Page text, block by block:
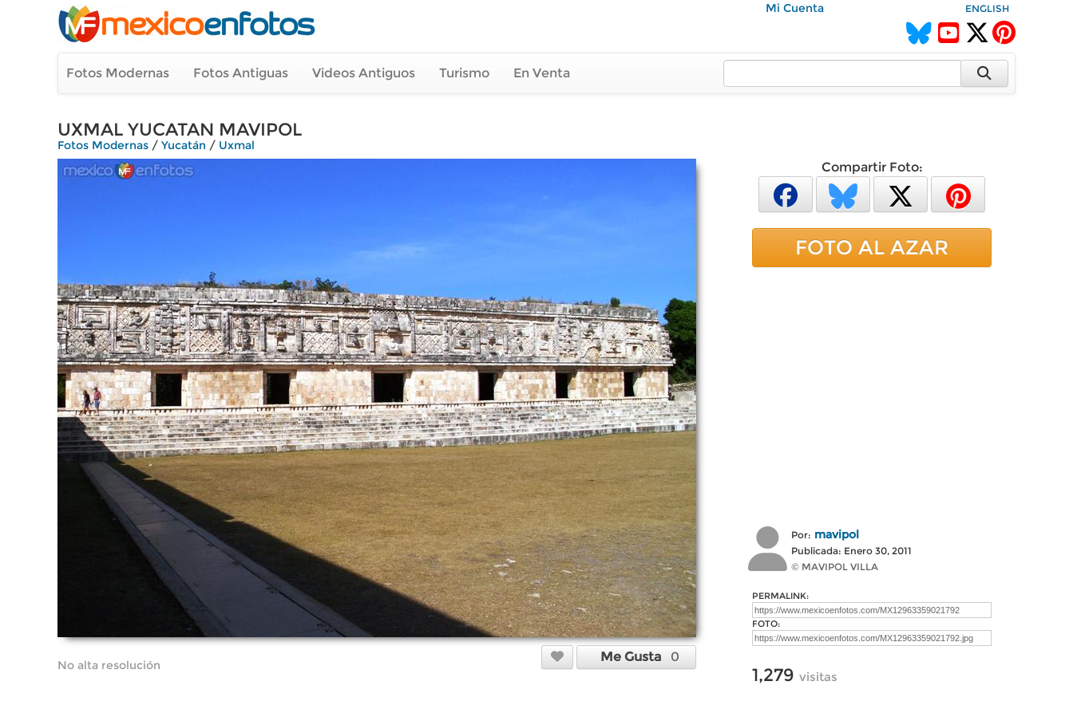
Mi Cuenta ENGLISH
Fotos Modernas Fotos Antiguas Videos Antiguos Turismo En Venta
UXMAL YUCATAN MAVIPOL
Fotos Modernas / Yucatán / Uxmal
No alta resolución
Me Gusta 0
Compartir Foto:
FOTO AL AZAR
Por: mavipol
Publicada: Enero 30, 2011
© MAVIPOL VILLA
PERMALINK:
FOTO:
1,279 visitas